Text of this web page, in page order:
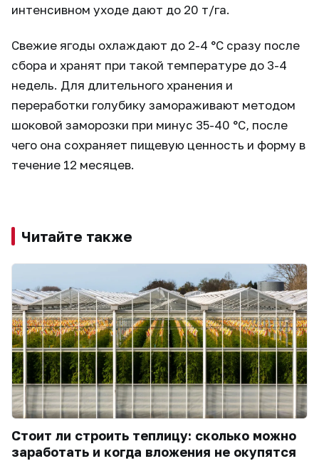
интенсивном уходе дают до 20 т/га.
Свежие ягоды охлаждают до 2-4 °C сразу после
сбора и хранят при такой температуре до 3-4
недель. Для длительного хранения и
переработки голубику замораживают методом
шоковой заморозки при минус 35-40 °C, после
чего она сохраняет пищевую ценность и форму в
течение 12 месяцев.
Читайте также
Стоит ли строить теплицу: сколько можно
заработать и когда вложения не окупятся